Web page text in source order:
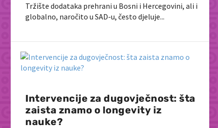
Tržište dodataka prehrani u Bosni i Hercegovini, ali i
globalno, naročito u SAD-u, često djeluje...
Intervencije za dugovječnost: šta
zaista znamo o longevity iz
nauke?